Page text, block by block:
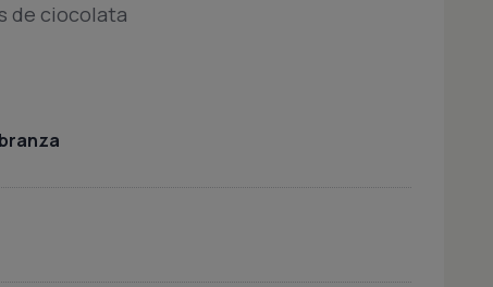
de ciocolata